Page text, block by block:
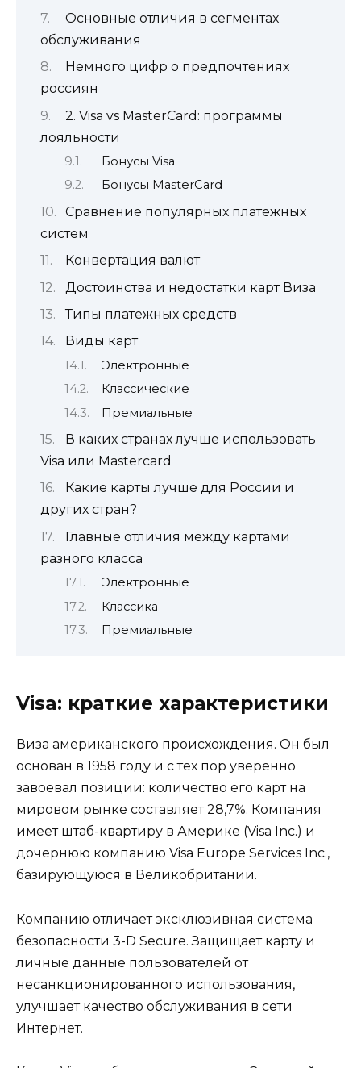
Основные отличия в сегментах
обслуживания
Немного цифр о предпочтениях
россиян
2. Visa vs MasterCard: программы
лояльности
Бонусы Visa
Бонусы MasterCard
Сравнение популярных платежных
систем
Конвертация валют
Достоинства и недостатки карт Виза
Типы платежных средств
Виды карт
Электронные
Классические
Премиальные
В каких странах лучше использовать
Visa или Mastercard
Какие карты лучше для России и
других стран?
Главные отличия между картами
разного класса
Электронные
Классика
Премиальные
Visa: краткие характеристики
Виза американского происхождения. Он был
основан в 1958 году и с тех пор уверенно
завоевал позиции: количество его карт на
мировом рынке составляет 28,7%. Компания
имеет штаб-квартиру в Америке (Visa Inc.) и
дочернюю компанию Visa Europe Services Inc.,
базирующуюся в Великобритании.
Компанию отличает эксклюзивная система
безопасности 3-D Secure. Защищает карту и
личные данные пользователей от
несанкционированного использования,
улучшает качество обслуживания в сети
Интернет.